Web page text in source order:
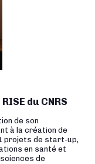
du CNRS
de son
à la création de
projets de start-up,
en santé et
de